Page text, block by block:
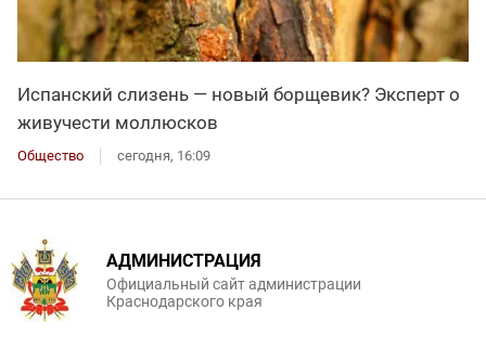
Испанский слизень — новый борщевик? Эксперт о
живучести моллюсков
Общество сегодня, 16:09
АДМИНИСТРАЦИЯ
Официальный сайт администрации
Краснодарского края